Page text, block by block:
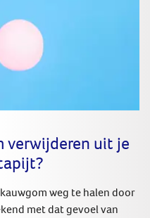
verwijderen uit je
weg te halen door
met dat gevoel van